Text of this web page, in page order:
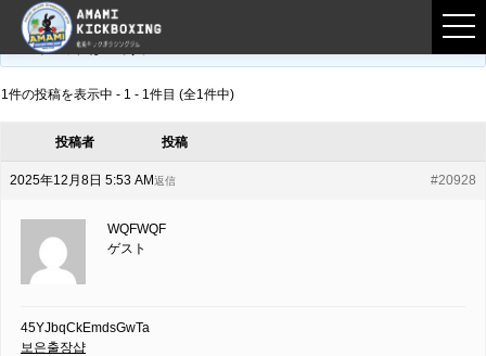
フロントページ › フォーラム
このトピックは空です。
1件の投稿を表示中 - 1 - 1件目 (全1件中)
投稿者 投稿
2025年12月8日 5:53 AM #20928
返信
WQFWQF
ゲスト
45YJbqCkEmdsGwTa
보은출장샵